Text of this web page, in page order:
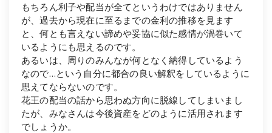
もちろん利子や配当が全てというわけではありません
が、過去から現在に至るまでの金利の推移を見ます
と、何とも言えない諦めや妥協に似た感情が渦巻いて
いるようにも思えるのです。
あるいは、周りのみんなが何となく納得しているよう
なので…という自分に都合の良い解釈をしているように
思えてならないのです。
花王の配当の話から思わぬ方向に脱線してしまいまし
たが、みなさんは今後資産をどのように活用されます
でしょうか。